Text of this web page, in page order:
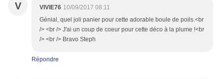
V VIVIE76 10/09/2017 08:11
Génial, quel joli panier pour cette adorable boule de poils.<br
/> <br /> J'ai un coup de coeur pour cette déco à la plume !<br
/> <br /> Bravo Steph
Répondre